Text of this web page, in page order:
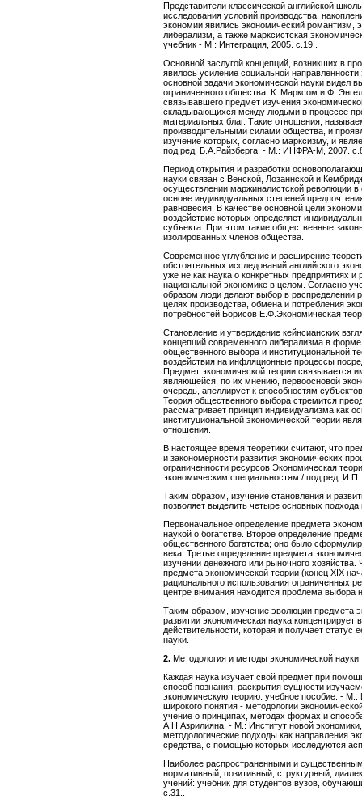
Представители классической английской
исследования условий производства,
экономии явились экономический романтизм,
либерализм, а также марксистская
учебник - М.: Интеграция, 2005. с.19..
Основной заслугой концепций, возникших в
явилось усиление социальной
основной задачи экономической науки видел
ограниченного общества. К. Марксом и Ф.
связывавшего предмет изучения
складывающихся между людьми в процессе
материальных благ. Такие отношения,
производительными силами общества, и
изучение которых, согласно марксизму, и
под ред. Б.А.Райзберга. - М.: ИНФРА-М, 2007.
Период открытия и разработки
науки связан с Венской, Лозаннской и
осуществлении маржиналистской революции
основе индивидуальных степеней
равновесия. В качестве основной цели
воздействие которых определяет
субъекта. При этом такие общественные
изолированных членов общества.
Современное углубление и расширение
обстоятельных исследований английского
уже не как наука о конкретных предприятиях
национальной экономике в целом. Согласно
образом люди делают выбор в распределении
целях производства, обмена и потребления
потребностей Борисов Е.Ф.Экономическая
Становление и утверждение кейнсианских
концепций современного либерализма в
общественного выбора и институциональной
воздействия на инфляционные процессы
Предмет экономической теории связывается
являющейся, по их мнению, первоосновой
очередь, апеллирует к способностям
Теория общественного выбора стремится
рассматривает принцип индивидуализма как
институциональной экономической теории
отношения.
В настоящее время теоретики считают, что
и закономерности развития экономических
ограниченности ресурсов Экономическая
экономическим специальностям / под ред.
Таким образом, изучение становления и
позволяет выделить четыре основных
Первоначальное определение предмета
наукой о богатстве. Второе определение
общественного богатства; оно было
века. Третье определение предмета
изучении денежного или рыночного
предмета экономической теории (конец XIX
рационального использования ограниченных
центре внимания находится проблема выбора
Таким образом, изучение эволюции предмета
развитии экономическая наука
действительности, которая и получает
науки.
2. Методология и методы экономической науки
Каждая наука изучает свой предмет при
способ познания, раскрытия сущности
экономическую теорию: учебное пособие. -
широкого понятия - методологии
учение о принципах, методах формах и
А.Н.Азрилияна. - М.: Институт новой
методологические подходы как направления
средства, с помощью которых исследуются
Наиболее распространенными и
нормативный, позитивный, структурный,
учений: учебник для студентов вузов,
с.31..